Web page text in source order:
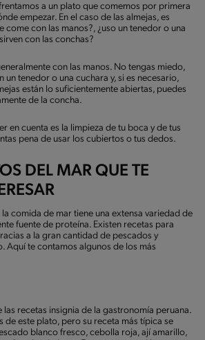
a un plato que comemos por primera
empezar. En el caso de las almejas, es
come con las manos?, ¿uso un tenedor o una
con las conchas?
con las manos. No tengas miedo,
un tenedor o una cuchara y, si es necesario,
están lo suficientemente abiertas, puedes
de la concha.
en cuenta es la limpieza de tu boca y de tus
pena de usar los cubiertos o tus dedos.
DEL MAR QUE TE
comida de mar tiene una extensa variedad de
fuente de proteína. Existen recetas para
a la gran cantidad de pescados y
Aquí te contamos algunos de los más
las recetas insignia de la gastronomía peruana.
de este plato, pero su receta más típica se
blanco fresco, cebolla roja, ají amarillo,